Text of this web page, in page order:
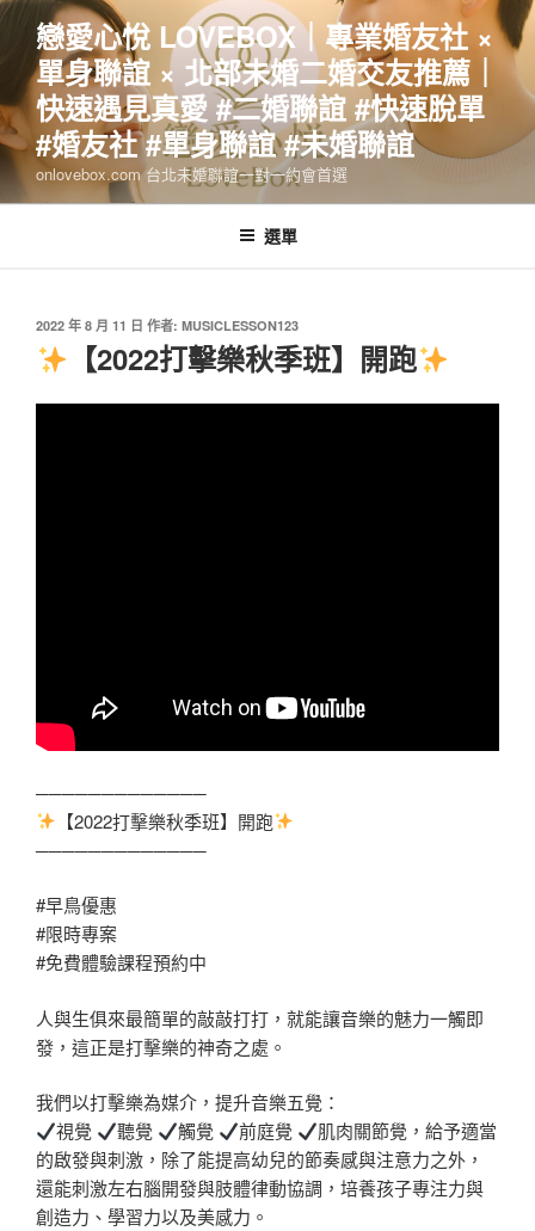
跳
主
要
內
容
戀愛心悅 LOVEBOX｜專業婚友社 ×
單身聯誼 × 北部未婚二婚交友推薦｜
快速遇見真愛 #二婚聯誼 #快速脫單
#婚友社 #單身聯誼 #未婚聯誼
onlovebox.com 台北未婚聯誼一對一約會首選
選單
發
佈
於
2022 年 8 月 11 日 作者: MUSICLESSON123
【2022打擊樂秋季班】開跑
─────────────
【2022打擊樂秋季班】開跑
─────────────
#早鳥優惠
#限時專案
#免費體驗課程預約中
人與生俱來最簡單的敲敲打打，就能讓音樂的魅力一觸即
發，這正是打擊樂的神奇之處。
我們以打擊樂為媒介，提升音樂五覺：
視覺
聽覺 觸覺 前庭覺
肌肉關節覺，給予適當
的啟發與刺激，除了能提高幼兒的節奏感與注意力之外，
還能刺激左右腦開發與肢體律動協調，培養孩子專注力與
創造力、學習力以及美感力。